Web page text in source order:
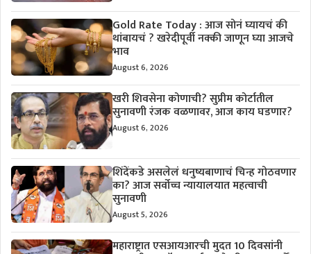
Gold Rate Today : आज सोनं घ्यायचं की
थांबायचं ? खरेदीपूर्वी नक्की जाणून घ्या आजचे
भाव
August 6, 2026
खरी शिवसेना कोणाची? सुप्रीम कोर्टातील
सुनावणी रंजक वळणावर, आज काय घडणार?
August 6, 2026
शिंदेंकडे असलेलं धनुष्यबाणाचं चिन्ह गोठवणार
का? आज सर्वोच्च न्यायालयात महत्वाची
सुनावणी
August 5, 2026
महाराष्ट्रात एसआयआरची मुदत 10 दिवसांनी